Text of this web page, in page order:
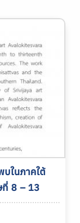
บในภาคใต้
ที่ 8 – 13